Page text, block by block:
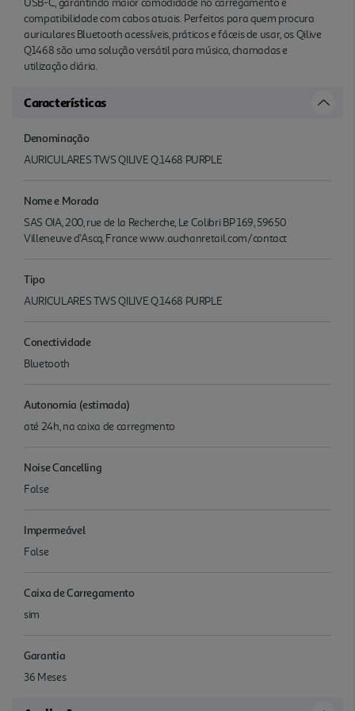
compatibilidade com cabos atuais. Perfeitos para quem procura
auriculares Bluetooth acessíveis, práticos e fáceis de usar, os Qilive
Q1468 são uma solução versátil para música, chamadas e
utilização diária.
Características
Denominação
AURICULARES TWS QILIVE Q.1468 PURPLE
Nome e Morada
SAS OIA, 200, rue de la Recherche, Le Colibri BP 169, 59650
Villeneuve d'Ascq, France www.auchanretail.com/contact
Tipo
AURICULARES TWS QILIVE Q.1468 PURPLE
Conectividade
Bluetooth
Autonomia (estimada)
até 24h, na caixa de carregmento
Noise Cancelling
False
Impermeável
False
Caixa de Carregamento
sim
Garantia
36 Meses